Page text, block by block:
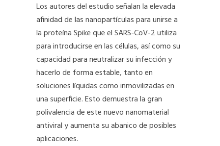
Los autores del estudio señalan la elevada
afinidad de las nanopartículas para unirse a
la proteína Spike que el SARS-CoV-2 utiliza
para introducirse en las células, así como su
capacidad para neutralizar su infección y
hacerlo de forma estable, tanto en
soluciones líquidas como inmovilizadas en
una superficie. Esto demuestra la gran
polivalencia de este nuevo nanomaterial
antiviral y aumenta su abanico de posibles
aplicaciones.